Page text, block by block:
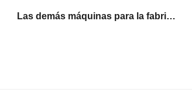
Las demás máquinas para la fabricación de máquinas para la fabricación de máquinas para la fabricación de máquinas para la fabricación de máquinas para la fabricación de máquinas